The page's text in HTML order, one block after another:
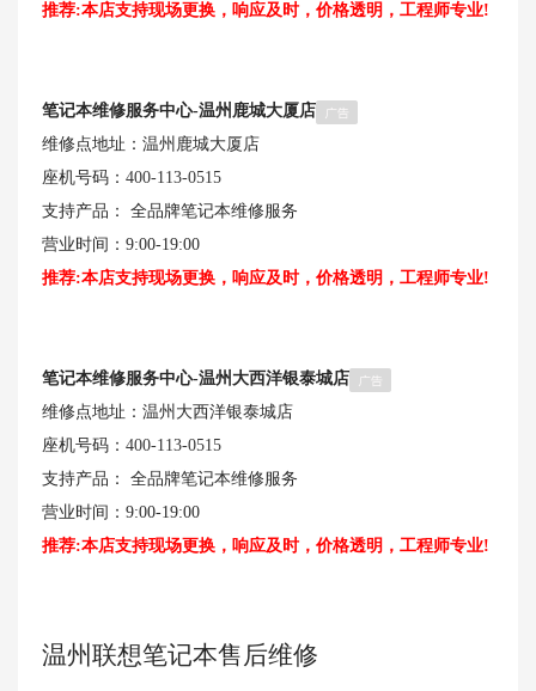
推荐:本店支持现场更换，响应及时，价格透明，工程师专业!
笔记本维修服务中心-温州鹿城大厦店
维修点地址：温州鹿城大厦店
座机号码： 400-113-0515
支持产品： 全品牌笔记本维修服务
营业时间：9:00-19:00
推荐:本店支持现场更换，响应及时，价格透明，工程师专业!
笔记本维修服务中心-温州大西洋银泰城店
维修点地址：温州大西洋银泰城店
座机号码： 400-113-0515
支持产品： 全品牌笔记本维修服务
营业时间：9:00-19:00
推荐:本店支持现场更换，响应及时，价格透明，工程师专业!
温州联想笔记本售后维修